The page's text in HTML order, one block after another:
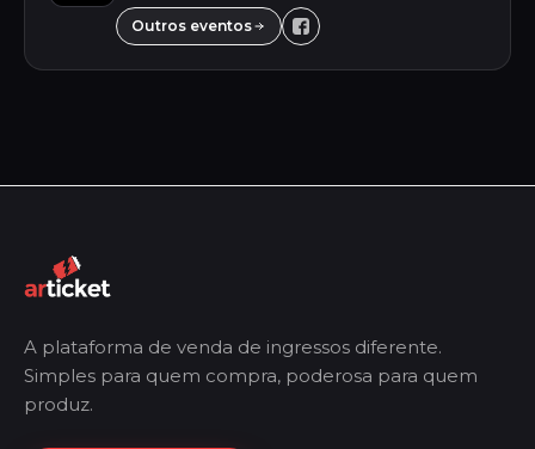
Outros eventos
A plataforma de venda de ingressos diferente.
Simples para quem compra, poderosa para quem
produz.